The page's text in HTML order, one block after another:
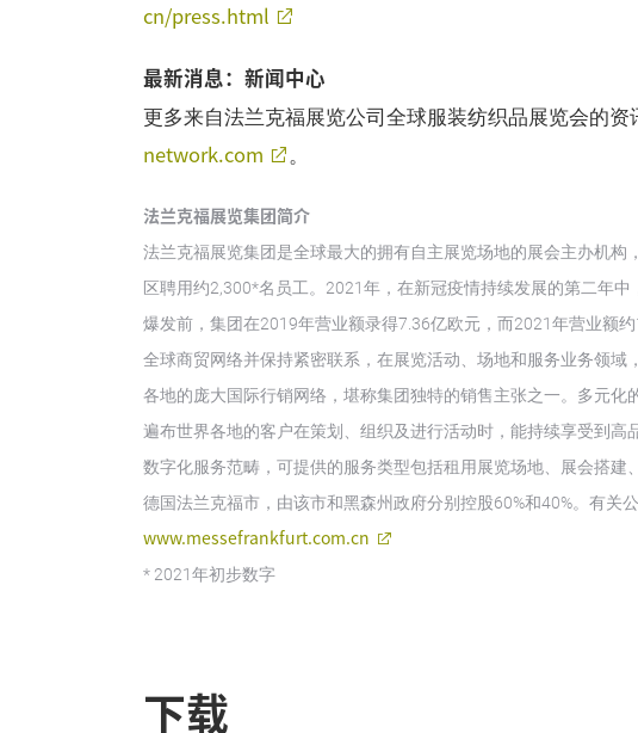
cn/press.html
最新消息：新闻中心
更多来自法兰克福展览公司全球服装纺织品展览会的资
network.com
。
法兰克福展览集团简介
法兰克福展览集团是全球最大的拥有自主展览场地的展会主办机
区聘用约2,300*名员工。2021年，在新冠疫情持续发展的第二年
爆发前，集团在2019年营业额录得7.36亿欧元，而2021年营业额
全球商贸网络并保持紧密联系，在展览活动、场地和服务业务领
各地的庞大国际行销网络，堪称集团独特的销售主张之一。多元
遍布世界各地的客户在策划、组织及进行活动时，能持续享受到
数字化服务范畴，可提供的服务类型包括租用展览场地、展会搭
德国法兰克福市，由该市和黑森州政府分别控股60%和40%。有关
www.messefrankfurt.com.cn
* 2021年初步数字
下载